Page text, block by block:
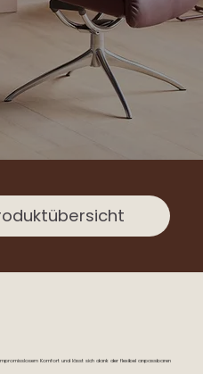
Komfort und lässt sich dank der flexibel anpassbaren